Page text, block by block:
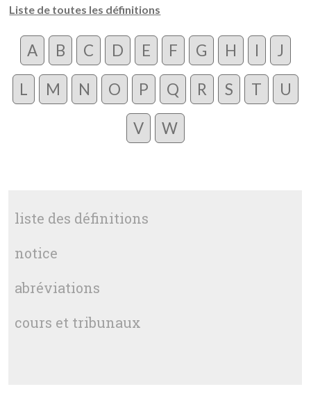
Liste de toutes les définitions
A B C D E F G H I J
L M N O P Q R S T U
V W
liste des définitions
notice
abréviations
cours et tribunaux